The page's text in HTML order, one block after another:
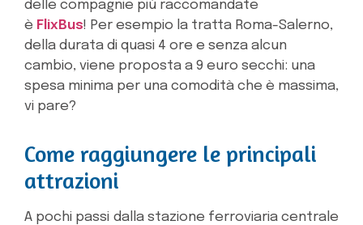
delle compagnie più raccomandate
è FlixBus! Per esempio la tratta Roma-Salerno,
della durata di quasi 4 ore e senza alcun
cambio, viene proposta a 9 euro secchi: una
spesa minima per una comodità che è massima,
vi pare?
Come raggiungere le principali
attrazioni
A pochi passi dalla stazione ferroviaria centrale